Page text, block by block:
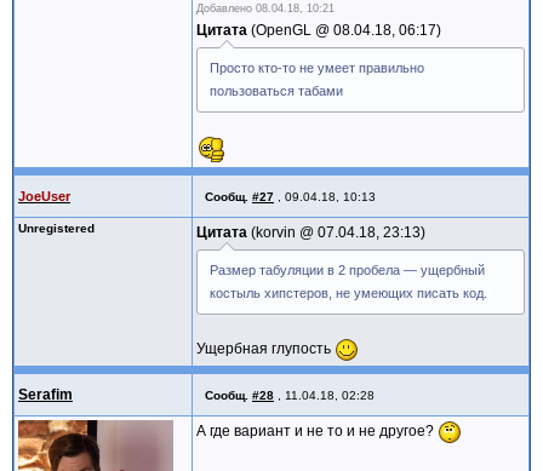
Добавлено 08.04.18, 10:21
Цитата OpenGL @ 08.04.18, 06:17
Просто кто-то не умеет правильно
пользоваться табами
JoeUser Сообщ. #27 09.04.18, 10:13
Unregistered Цитата korvin @ 07.04.18, 23:13
Размер табуляции в 2 пробела — ущербный
костыль хипстеров, не умеющих писать код.
Ущербная глупость
Serafim Сообщ. #28 11.04.18, 02:28
А где вариант и не то и не другое?